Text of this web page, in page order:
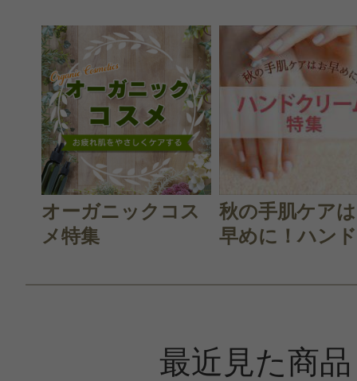
オーガニックコス
メ特集
秋の手肌ケア
早めに！ハン
最近見た商品